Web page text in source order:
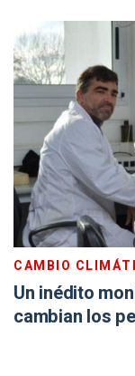
CAMBIO
Un inédito
cambian los